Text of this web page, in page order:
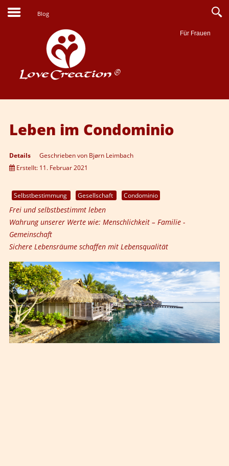
Blog
Für Frauen
Suche
Leben im Condominio
Details Geschrieben von Bjørn Leimbach
Erstellt: 11. Februar 2021
Selbstbestimmung Gesellschaft Condominio
Frei und selbstbestimmt leben
Wahrung unserer Werte wie: Menschlichkeit – Familie -
Gemeinschaft
Sichere Lebensräume schaffen mit Lebensqualität